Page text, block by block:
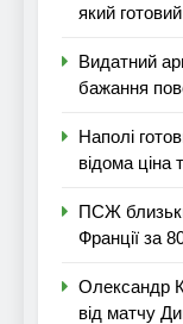
який
Видатний
бажання
Наполі
відома ціна
ПСЖ
Франції за
Олександр
від матчу